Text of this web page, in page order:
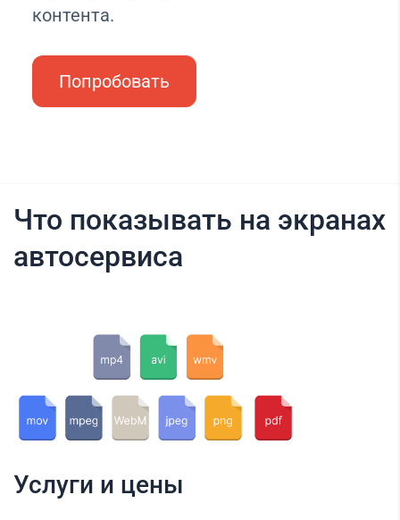
контента.
Попробовать
Что показывать на экранах
автосервиса
Услуги и цены